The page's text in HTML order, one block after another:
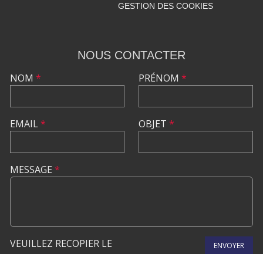
GESTION DES COOKIES
NOUS CONTACTER
NOM *
EMAIL*
PRÉNOM *
OBJET *
MESSAGE *
VEUILLEZ RECOPIER LE
ENVOYER